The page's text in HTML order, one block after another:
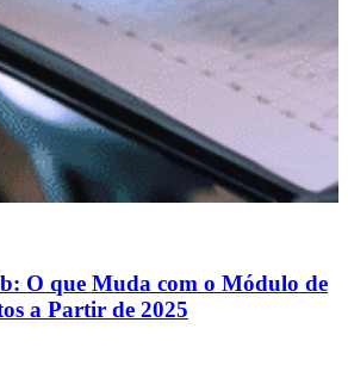
O que Muda com o Módulo de
a Partir de 2025